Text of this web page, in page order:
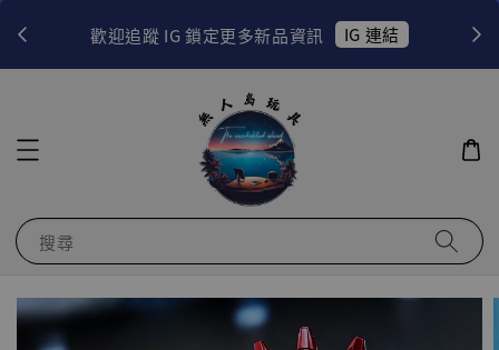
歡迎追蹤 IG 鎖定更多新品資訊 IG 連結
搜尋